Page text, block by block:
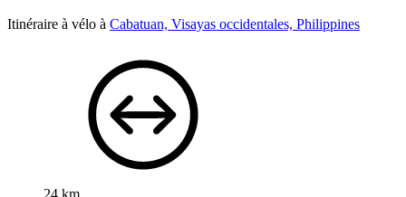
Itinéraire à vélo à Cabatuan, Visayas occidentales, Philippines